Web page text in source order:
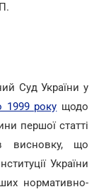
Суд України у
1999 року щодо
першої статті
висновку, що
України
нормативно-